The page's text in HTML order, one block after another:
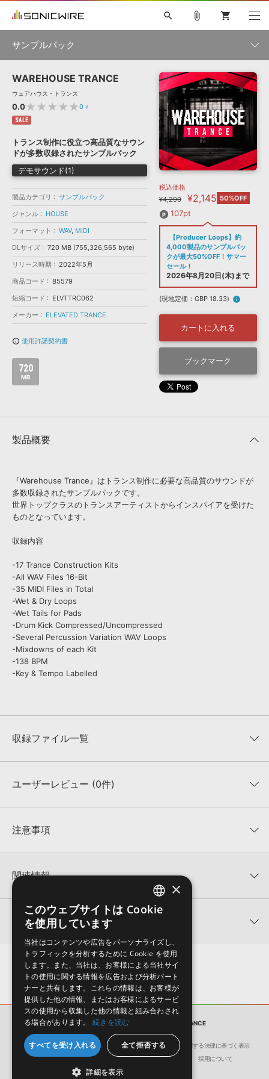
ソフト音源 »
プラグイン・エフェクト »
サンプルパック »
ソフトウェア／ツール »
DAW »
効果音 »
BGM »
特集 »
ニュースレター »
SONICWIREブログ »
製品サポート情報 »
DTMガイド »
FAQ »
お問い合わせ »
音楽カード
楽曲配信流通サービス
無償のサウンド管理ソフト
次世代型 ボーカル・エディタ
APS 映像のBGM・セリフを音声分離
search
初音ミク NT 鏡音リン・レン V4X 巡音ルカ V4X
MEIKO V3
KAITO V3
VOCALOID TOONTRACK
SPITFIRE AUDIO
VIENNA
EZ DRUMMER 3
ライセンスフリーBGM
ボーカル抜き出し
DUBSTEP
ELECTRONICA
EDM TRANCE MUTANT
ROUTER.FM
SONOCA
ソフト音源 プラグイン・エフェクト
ソフトウェア／ツール 効果音
attach_file shopping_cart
サンプルパック
製品一覧
メーカー
フォーマット
ランキング
WAREHOUSE TRANCE
ウェアハウス・トランス
0.0★★★★★0 »
SALE
トランス制作に役立つ高品質なサウン
ドが多数収録されたサンプルパック
デモサウンド(1)
製品カテゴリ
サンプルパック
ジャンル
HOUSE
フォーマット
WAV, MIDI
DLサイズ
720 MB (755,326,565 byte)
リリース時期
2022年5月
商品コード
B5579
短縮コード
ELVTTRC062
メーカー
ELEVATED TRANCE
info_outline 使用許諾契約書
720
MB
税込価格
¥4,290
¥2,145 50%OFF
107pt
【Producer Loops】約
4,000製品のサンプルパッ
クが最大50%OFF！サマー
セール！
2026年8月20日(木)まで
(現地定価：GBP 18.33) info
カートに入れる
ブックマーク
製品概要
『Warehouse Trance』はトランス制作に必要な高品質のサウンドが
多数収録されたサンプルパックです。
世界トップクラスのトランスアーティストからインスパイアを受けた
ものとなっています。
収録内容
-17 Trance Construction Kits
-All WAV Files 16-Bit
-35 MIDI Files in Total
-Wet & Dry Loops
-Wet Tails for Pads
-Drum Kick Compressed/Uncompressed
-Several Percussion Variation WAV Loops
-Mixdowns of each Kit
-138 BPM
-Key & Tempo Labelled
収録ファイル一覧
収録ファイル一覧
ユーザーレビュー (0件)
★★★★★
★5
★2
★1
0%
レビューをもっと見る »
注意事項
KONTAKTフォーマットは、
でお使いいただけます。無償版のKONTAKT PLAYERではお使いい
ただけませんので、ご注意ください。また、「ライブラリ・タブ」
への表示にも対応しておりません。
4GBを超えるデータに関するご注意：
FAT32でフォーマットされた
HDDには、1ファイル4GBを超えるデータを格納することができま
せん。データ容量が4GBを超えるダウンロード製品をご購入いただ
きます際には、NTFSやHFS＋でフォーマットされたHDDをご用意
いただく必要がございます。
製品の購入手続き完了後、受注確認メールとシリアルナンバーをお
知らせするメールの2通が送信されます。メールに記載されており
ます説明に沿って、製品のダウンロード／導入を行って下さい。
サンプルパック製品には、原則として日本語版操作マニュアルをご
用意しておりません。ご購入後のご不明点や詳細に関するお問い合
わせなどはテクニカルサポートまでご連絡ください。
デモソングは、製品収録サウンドを使ってできることを紹介するた
関連情報
【Producer Loops】約4,000タイトルのサンプルパックが最大
50%OFF！サマーセール！
WAREHOUSE TRANCEのサポート情報
関連サポート情報
2022.06.06
MIDI形式サンプルパックの追加方法
マークのついた情報は、該当する製品のご購入ユーザー様専用となって
おります。ご覧頂くには、該当する製品をご購入頂く必要がございます。
WAREHOUSE TRANCEのサポート情報
サンプルパック WAREHOUSE TRANCE
会社概要 環境保護（CSR）への取り組み
特定商取引に関する法律に基づく表示
サイト動作環境
利用規約 個人情報の保護について 採用について
ENGLISH
×
このウェブサイトは Cookie
を使用しています
当社はコンテンツや広告をパーソナライズし、
トラフィックを分析するために Cookie を使用
します。また、当社は、お客様による当社サイ
トの使用に関する情報を広告および分析パート
ナーと共有します。これらの情報は、お客様が
提供した他の情報、またはお客様によるサービ
スの使用から収集した他の情報と組み合わされ
る場合があります。
続きを読む
すべてを受け入れる 全て拒否する
詳細を表示